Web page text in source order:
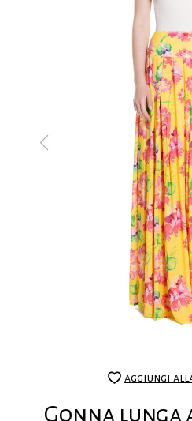
Gonna lunga
aggiungi